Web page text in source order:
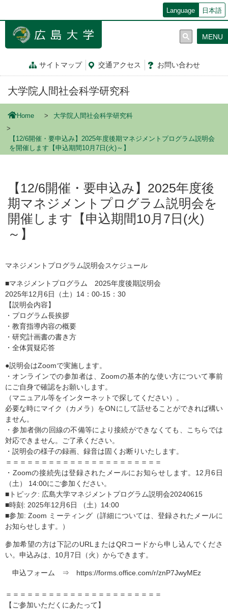
ン
Language 日本語
サイトマップ 交通アクセス お問い合わせ
MENU
大学院人間社会科学研究科
Home 大学院人間社会科学研究科
【12/6開催・要申込み】2025年度後期マネジメントプログラム説明会
を開催します【申込期間10月7日(火)～】
【12/6開催・要申込み】2025年度後
期マネジメントプログラム説明会を
開催します【申込期間10月7日(火)
～】
マネジメントプログラム説明会スケジュール
■マネジメントプログラム 2025年度後期説明会
2025年12月6日（土）14：00-15：30
【説明会内容】
・プログラム長挨拶
・教育指導内容の概要
・研究計画書の書き方
・全体質疑応答
●説明会はZoomで実施します。
・オンラインでの参加者は、Zoomの基本的な使い方について事前
にご自身で確認をお願いします。
（マニュアル等をインターネットで探してください）。
必要な時にマイク（カメラ）をONにして話せることができれば構い
ません。
・参加者側の回線の不備等により接続ができなくても、こちらでは
対応できません。ご了承ください。
・説明会の様子の録画、録音は固くお断りいたします。
＝＝＝＝＝＝＝＝＝＝＝＝＝＝＝＝＝＝＝＝＝＝
・Zoomの接続先は登録されたメールにお知らせします。12月6日
（土） 14:00にご参加ください。
■トピック: 広島大学マネジメントプログラム説明会20240615
■時刻: 2025年12月6日 （土）14:00
■参加: Zoom ミーティング（詳細については、登録されたメールに
お知らせします。）
参加希望の方は下記のURLまたはQRコードから申し込んでくださ
い。申込みは、10月7日（火）からできます。
申込フォーム ⇒ https://forms.office.com/r/znP7JwyMEz
＝＝＝＝＝＝＝＝＝＝＝＝＝＝＝＝＝＝＝＝＝＝
【ご参加いただくにあたって】